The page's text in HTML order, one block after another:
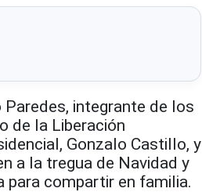
Paredes, integrante de los
de la Liberación
Gonzalo Castillo, y
a la tregua de Navidad y
para compartir en familia.